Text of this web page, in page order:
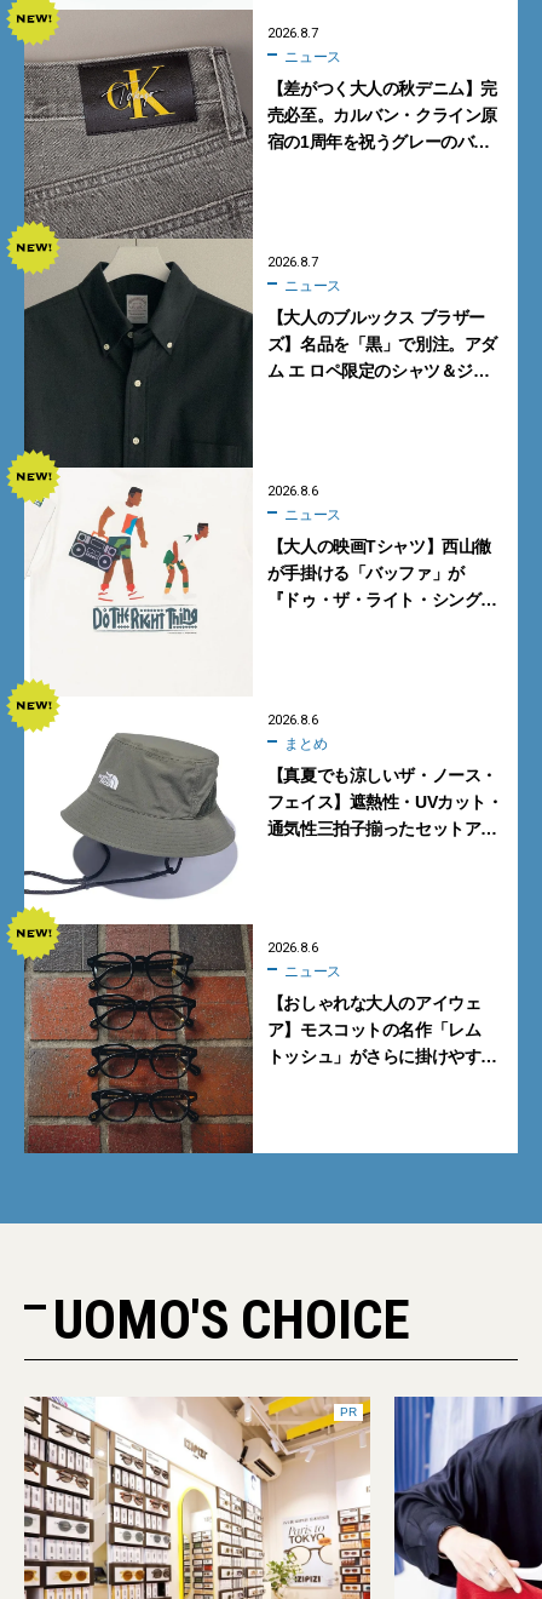
2026.8.7
ニュース
【差がつく大人の秋デニム】完
売必至。カルバン・クライン原
宿の1周年を祝うグレーのバ
2026.8.7
ニュース
【大人のブルックス ブラザー
ズ】名品を「黒」で別注。アダ
ム エ ロペ限定のシャツ＆ジャ
2026.8.6
ニュース
【大人の映画Tシャツ】西山徹
が手掛ける「バッファ」が
『ドゥ・ザ・ライト・シング』
2026.8.6
まとめ
【真夏でも涼しいザ・ノース・
フェイス】遮熱性・UVカット・
通気性三拍子揃ったセットアッ
2026.8.6
ニュース
【おしゃれな大人のアイウェ
ア】モスコットの名作「レム
トッシュ」がさらに掛けやす
UOMO'S CHOICE